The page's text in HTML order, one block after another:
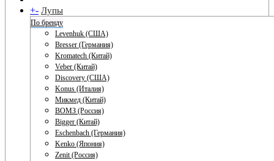
+- Лупы
По бренду
Levenhuk (США)
Bresser (Германия)
Kromatech (Китай)
Veber (Китай)
Discovery (США)
Konus (Италия)
Микмед (Китай)
ВОМЗ (Россия)
Bigger (Китай)
Eschenbach (Германия)
Kenko (Япония)
Zenit (Россия)